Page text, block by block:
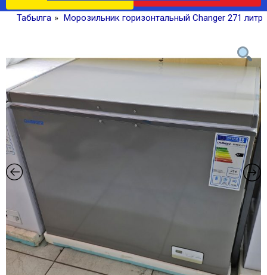
Табылга » Морозильник горизонтальный Changer 271 литр